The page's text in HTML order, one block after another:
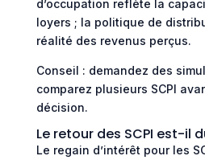
d’occupation reflète la
loyers ; la politique de
réalité des revenus perçus.
Conseil : demandez des
comparez plusieurs SCPI
décision.
Le retour des SCPI est-il
Le regain d’intérêt pour les